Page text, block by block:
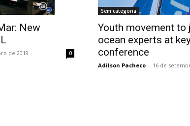
New
de 2019 0
Sem categoria
Youth movement to
ocean experts at
conference
Adilson Pacheco - 16 de